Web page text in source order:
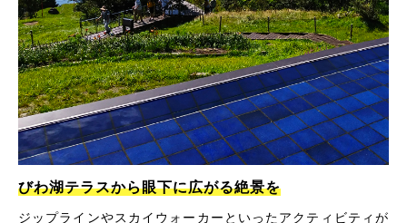
びわ湖テラスから眼下に広がる絶景を
ジップラインやスカイウォーカーといったアクティビティが